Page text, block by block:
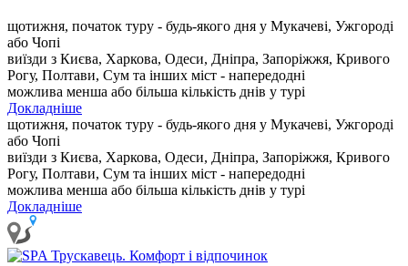
щотижня, початок туру - будь-якого дня у Мукачеві, Ужгороді
або Чопі
виїзди з Києва, Харкова, Одеси, Дніпра, Запоріжжя, Кривого
Рогу, Полтави, Сум та інших міст - напередодні
можлива менша або більша кількість днів у турі
Докладніше
щотижня, початок туру - будь-якого дня у Мукачеві, Ужгороді
або Чопі
виїзди з Києва, Харкова, Одеси, Дніпра, Запоріжжя, Кривого
Рогу, Полтави, Сум та інших міст - напередодні
можлива менша або більша кількість днів у турі
Докладніше